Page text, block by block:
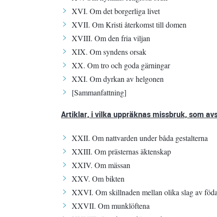
XVI. Om det borgerliga livet
XVII. Om Kristi återkomst till domen
XVIII. Om den fria viljan
XIX. Om syndens orsak
XX. Om tro och goda gärningar
XXI. Om dyrkan av helgonen
[Sammanfattning]
Artiklar, i vilka uppräknas missbruk, som
XXII. Om nattvarden under båda gestalterna
XXIII. Om prästernas äktenskap
XXIV. Om mässan
XXV. Om bikten
XXVI. Om skillnaden mellan olika slag av föda
XXVII. Om munklöftena